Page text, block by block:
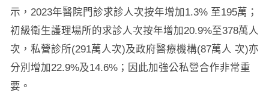
示，2023年醫院門診求診人次按年增加1.3% 至195萬；
初級衛生護理場所的求診人次按年增加20.9%至378萬人
次，私營診所(291萬人次)及政府醫療機構(87萬人 次)亦
分別增加22.9%及14.6%；因此加強公私營合作非常重
要。